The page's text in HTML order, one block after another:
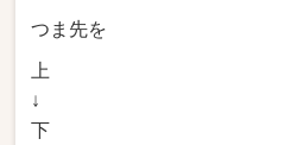
つま先を
上
↓
下